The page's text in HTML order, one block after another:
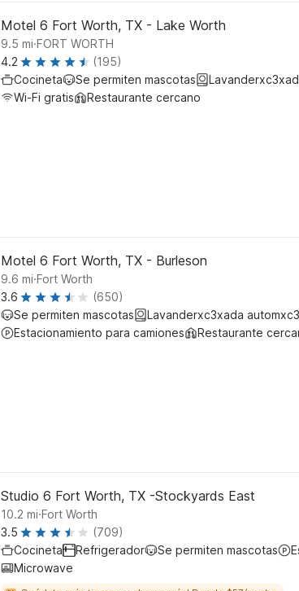
Motel 6 Fort Worth, TX - Lake Worth
9.5 mi.FORT WORTH
4.2
(195)
Cocineta
Se permiten mascotas
Wi-Fi gratis
Restaurante cercano
Motel 6 Fort Worth, TX - Burleson
9.6 mi.Fort Worth
3.6
(650)
Se permiten mascotas
Lavanderxc3xada
Estacionamiento para camiones
Restaurante
Studio 6 Fort Worth, TX -Stockyards East
10.2 mi.Fort Worth
3.5
(709)
Cocineta
Refrigerador Se permiten mascotas
Microwave